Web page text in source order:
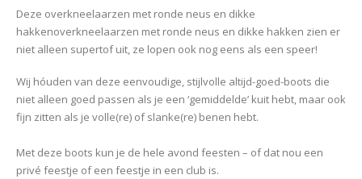
Deze overkneelaarzen met ronde neus en dikke
hakkenoverkneelaarzen met ronde neus en dikke hakken zien er
niet alleen supertof uit, ze lopen ook nog eens als een speer!
Wij hóuden van deze eenvoudige, stijlvolle altijd-goed-boots die
niet alleen goed passen als je een ‘gemiddelde’ kuit hebt, maar ook
fijn zitten als je volle(re) of slanke(re) benen hebt.
Met deze boots kun je de hele avond feesten – of dat nou een
privé feestje of een feestje in een club is.